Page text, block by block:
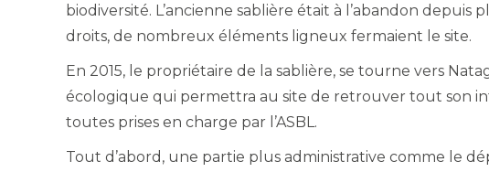
biodiversité. L’ancienne sablière était à l’abandon depuis
droits, de nombreux éléments ligneux fermaient le site.
En 2015, le propriétaire de la sablière, se tourne vers
écologique qui permettra au site de retrouver tout son
toutes prises en charge par l’ASBL.
Tout d’abord, une partie plus administrative comme le